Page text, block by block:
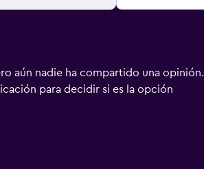
aún nadie ha compartido una opinión.
para decidir si es la opción